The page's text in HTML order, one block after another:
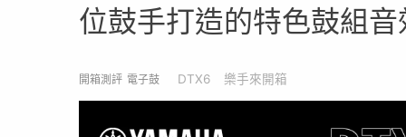
位鼓手打造的特色鼓組音
開箱測評 電子鼓 DTX6 樂手來開箱